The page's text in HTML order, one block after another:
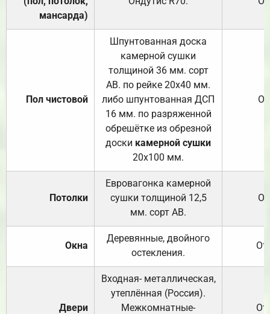
мансарда)
Пол чистовой
Шпунтованная доска
камерной сушки
толщиной 36 мм. сорт
АВ. по рейке 20х40 мм.
либо шпунтованная ДСП
16 мм. по разряженной
обрешётке из обрезной
доски камерной сушки
20х100 мм.
Потолки
Евровагонка камерной
сушки толщиной 12,5
мм. сорт АВ.
Окна
Деревянные, двойного
остекления.
Двери
Входная- металлическая,
утеплённая (Россия).
Межкомнатные-